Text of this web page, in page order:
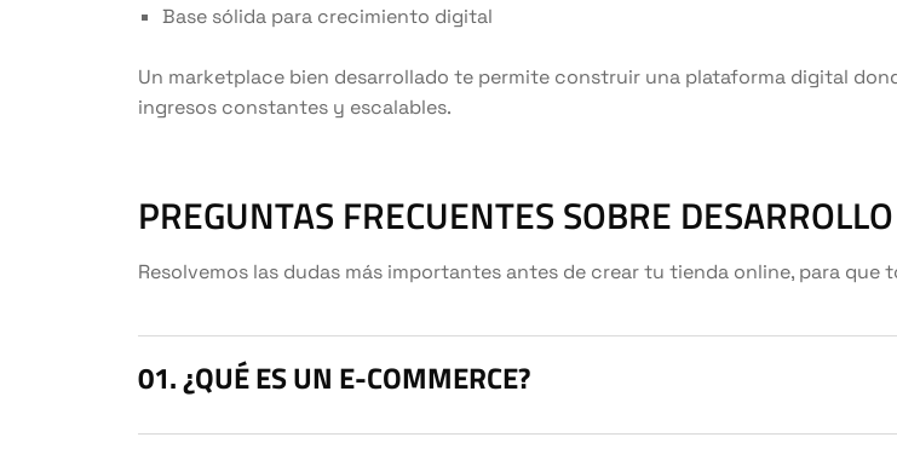
Base sólida para crecimiento digital
Un marketplace bien desarrollado te permite construir una plataforma digital
ingresos constantes y escalables.
PREGUNTAS FRECUENTES SOBRE
Resolvemos las dudas más importantes antes de crear tu tienda online, para
¿QUÉ ES UN E-COMMERCE?